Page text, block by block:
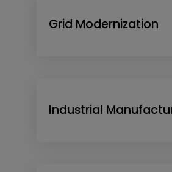
Grid Modernization
Industrial